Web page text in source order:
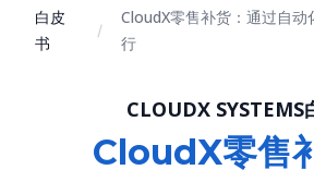
白皮
书
CloudX零售补货：通过自动
行
CLOUDX SYSTEMS
CloudX零售